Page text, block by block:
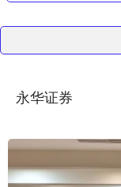
永华证券